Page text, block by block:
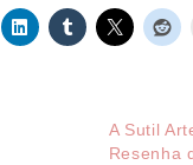
A Sutil
Resenha